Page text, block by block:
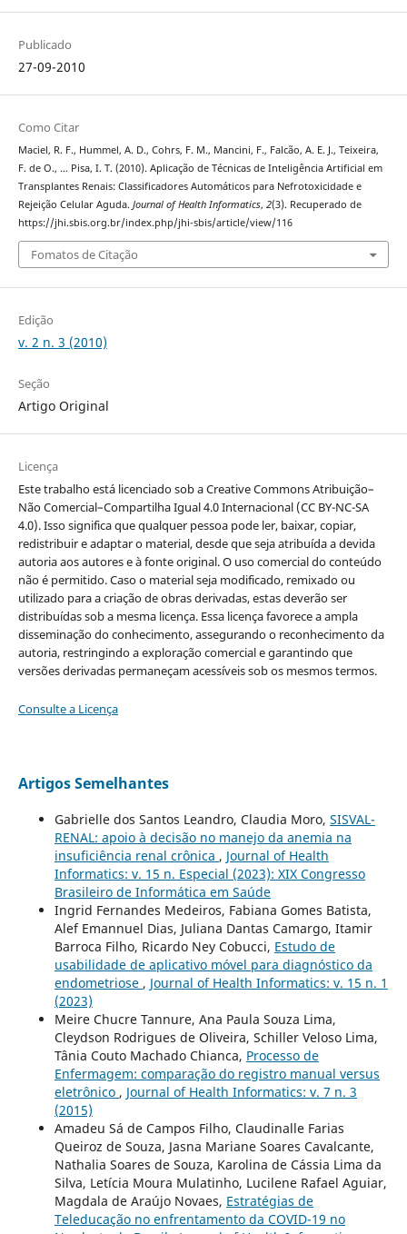
Publicado
27-09-2010
Como Citar
Maciel, R. F., Hummel, A. D., Cohrs, F. M., Mancini, F., Falcão, A. E. J., Teixeira,
F. de O., … Pisa, I. T. (2010). Aplicação de Técnicas de Inteligência Artificial em
Transplantes Renais: Classificadores Automáticos para Nefrotoxicidade e
Rejeição Celular Aguda. Journal of Health Informatics, 2(3). Recuperado de
https://jhi.sbis.org.br/index.php/jhi-sbis/article/view/116
Fomatos de Citação
Edição
v. 2 n. 3 (2010)
Seção
Artigo Original
Licença
Este trabalho está licenciado sob a Creative Commons Atribuição–
Não Comercial–Compartilha Igual 4.0 Internacional (CC BY-NC-SA
4.0). Isso significa que qualquer pessoa pode ler, baixar, copiar,
redistribuir e adaptar o material, desde que seja atribuída a devida
autoria aos autores e à fonte original. O uso comercial do conteúdo
não é permitido. Caso o material seja modificado, remixado ou
utilizado para a criação de obras derivadas, estas deverão ser
distribuídas sob a mesma licença. Essa licença favorece a ampla
disseminação do conhecimento, assegurando o reconhecimento da
autoria, restringindo a exploração comercial e garantindo que
versões derivadas permaneçam acessíveis sob os mesmos termos.
Consulte a Licença
Artigos Semelhantes
Gabrielle dos Santos Leandro, Claudia Moro, SISVAL-
RENAL: apoio à decisão no manejo da anemia na
insuficiência renal crônica , Journal of Health
Informatics: v. 15 n. Especial (2023): XIX Congresso
Brasileiro de Informática em Saúde
Ingrid Fernandes Medeiros, Fabiana Gomes Batista,
Alef Emannuel Dias, Juliana Dantas Camargo, Itamir
Barroca Filho, Ricardo Ney Cobucci, Estudo de
usabilidade de aplicativo móvel para diagnóstico da
endometriose , Journal of Health Informatics: v. 15 n. 1
(2023)
Meire Chucre Tannure, Ana Paula Souza Lima,
Cleydson Rodrigues de Oliveira, Schiller Veloso Lima,
Tânia Couto Machado Chianca, Processo de
Enfermagem: comparação do registro manual versus
eletrônico , Journal of Health Informatics: v. 7 n. 3
(2015)
Amadeu Sá de Campos Filho, Claudinalle Farias
Queiroz de Souza, Jasna Mariane Soares Cavalcante,
Nathalia Soares de Souza, Karolina de Cássia Lima da
Silva, Letícia Moura Mulatinho, Lucilene Rafael Aguiar,
Magdala de Araújo Novaes, Estratégias de
Teleducação no enfrentamento da COVID-19 no